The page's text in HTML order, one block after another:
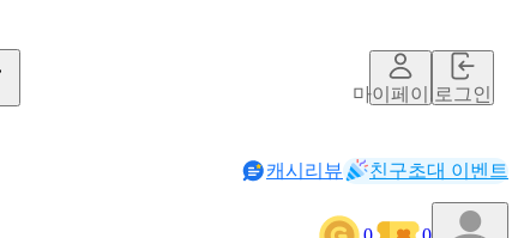
마이페이지로그인
캐시리뷰 친구초대 이벤트